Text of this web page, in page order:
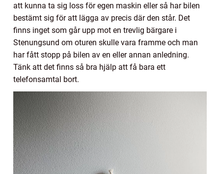
att kunna ta sig loss för egen maskin eller så har bilen
bestämt sig för att lägga av precis där den står. Det
finns inget som går upp mot en trevlig bärgare i
Stenungsund om oturen skulle vara framme och man
har fått stopp på bilen av en eller annan anledning.
Tänk att det finns så bra hjälp att få bara ett
telefonsamtal bort.